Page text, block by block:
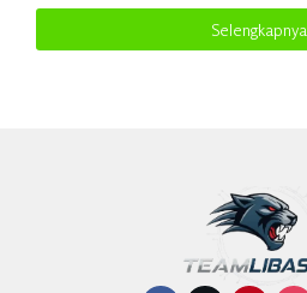
Selengkapnya